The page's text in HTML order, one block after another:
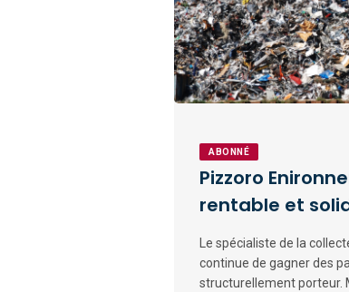
ABONNÉ
Pizzoro
rentable et
Le spécialiste de la
continue de gagner des
structurellement porteur.